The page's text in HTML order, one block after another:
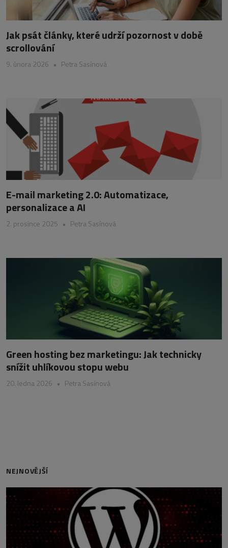
Jak psát články, které udrží pozornost v době
scrollování
9. února 2026 • Petra Sasínová
E-mail marketing 2.0: Automatizace,
personalizace a AI
2. prosince 2025 • Petra Sasínová
Green hosting bez marketingu: Jak technicky
snížit uhlíkovou stopu webu
20. ledna 2026 • Petra Sasínová
NEJNOVĚJŠÍ